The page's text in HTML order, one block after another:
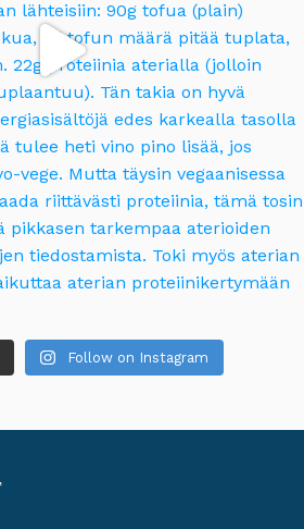
Follow on Instagram